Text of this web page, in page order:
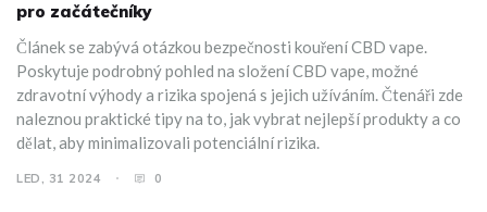
pro začátečníky
Článek se zabývá otázkou bezpečnosti kouření CBD vape.
Poskytuje podrobný pohled na složení CBD vape, možné
zdravotní výhody a rizika spojená s jejich užíváním. Čtenáři zde
naleznou praktické tipy na to, jak vybrat nejlepší produkty a co
dělat, aby minimalizovali potenciální rizika.
LED, 31 2024 0